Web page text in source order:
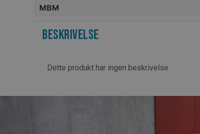
MBM
Beskrivelse
Dette produkt har ingen beskrivelse